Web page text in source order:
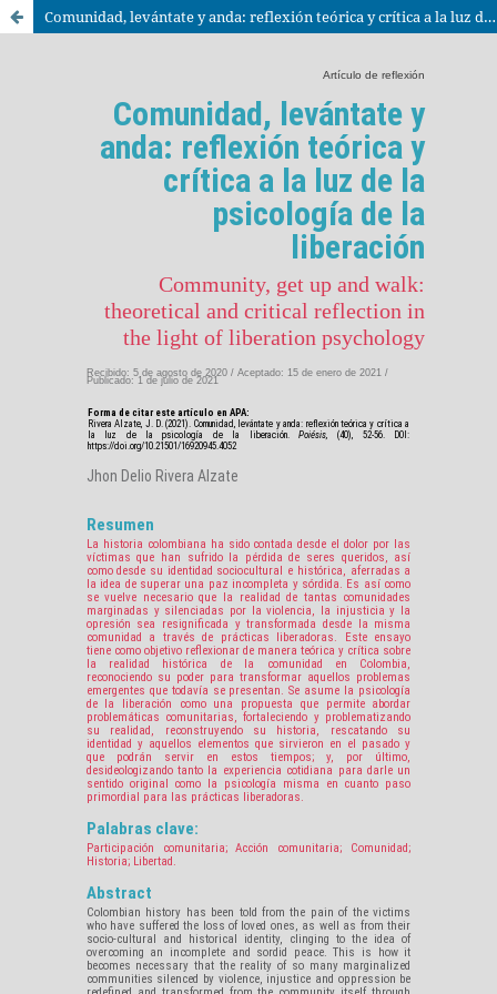
Comunidad, levántate y anda: reflexión teórica y crítica a la luz de la psicología de la liberación